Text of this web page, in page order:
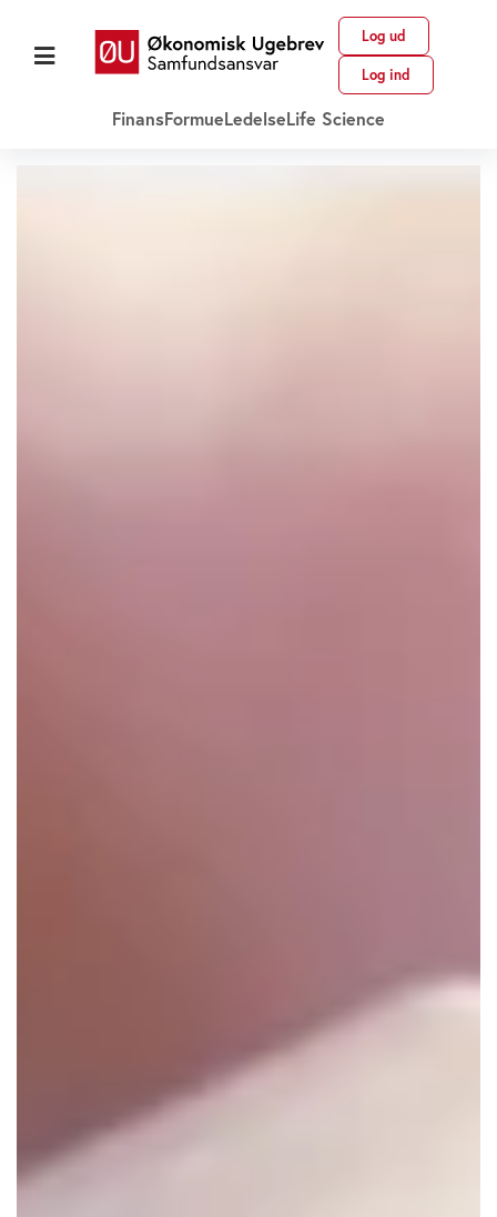
Log ud
Log ind
FinansFormueLedelseLife Science